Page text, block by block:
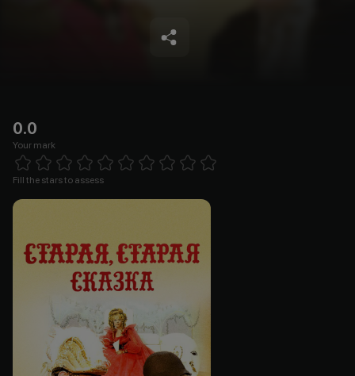
0.0
Your mark
1 Star 2 Stars 3 Stars
Fill the stars to assess